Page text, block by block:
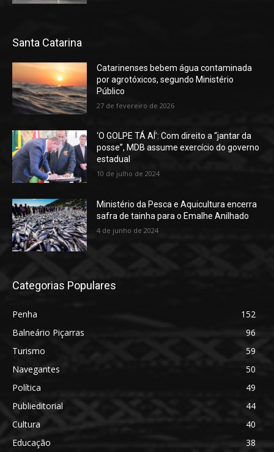
Santa Catarina
Catarinenses bebem água contaminada
por agrotóxicos, segundo Ministério
Público
27 de fevereiro de 2026
‘O GOLPE TÁ AÍ’: Com direito a “jantar da
posse”, MDB assume exercício do governo
estadual
10 de julho de 2024
Ministério da Pesca e Aquicultura encerra
safra de tainha para o Emalhe Anilhado
4 de junho de 2024
Categorias Populares
Penha
152
Balneário Piçarras
96
Turismo
59
Navegantes
50
Política
49
Publieditorial
44
Cultura
40
Educação
38